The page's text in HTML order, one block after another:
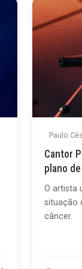
Paulo
Cantor
plano
O artista
situação
câncer.